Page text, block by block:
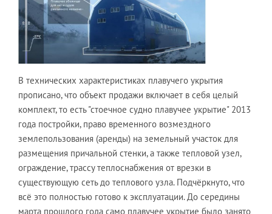
В технических характеристиках плавучего укрытия
прописано, что объект продажи включает в себя целый
комплект, то есть "стоечное судно плавучее укрытие" 2013
года постройки, право временного возмездного
землепользования (аренды) на земельный участок для
размещения причальной стенки, а также тепловой узел,
ограждение, трассу теплоснабжения от врезки в
существующую сеть до теплового узла. Подчёркнуто, что
всё это полностью готово к эксплуатации. До середины
марта прошлого года само плавучее укрытие было занято